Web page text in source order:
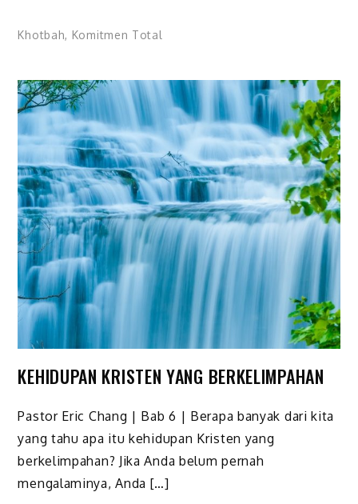
Khotbah, Komitmen Total
KEHIDUPAN KRISTEN YANG BERKELIMPAHAN
Pastor Eric Chang | Bab 6 | Berapa banyak dari kita
yang tahu apa itu kehidupan Kristen yang
berkelimpahan? Jika Anda belum pernah
mengalaminya, Anda […]